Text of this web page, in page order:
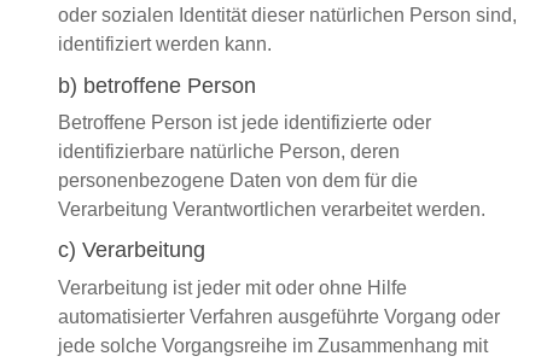
oder sozialen Identität dieser natürlichen Person sind,
identifiziert werden kann.
b) betroffene Person
Betroffene Person ist jede identifizierte oder
identifizierbare natürliche Person, deren
personenbezogene Daten von dem für die
Verarbeitung Verantwortlichen verarbeitet werden.
c) Verarbeitung
Verarbeitung ist jeder mit oder ohne Hilfe
automatisierter Verfahren ausgeführte Vorgang oder
jede solche Vorgangsreihe im Zusammenhang mit